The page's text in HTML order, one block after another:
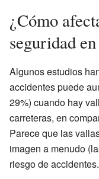
¿Cómo
seguridad
Algunos estudios
accidentes puede
29%) cuando hay
carreteras, en
Parece que las
imagen a menudo
riesgo de accidentes.